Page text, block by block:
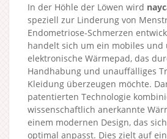
In der Höhle der Löwen wird
speziell zur Linderung von
Endometriose-Schmerzen
handelt sich um ein mobiles und
elektronische Wärmepad, das
Handhabung und unauffälliges
Kleidung überzeugen möchte.
patentierten Technologie
wissenschaftlich anerkannte
einem modernen Design, das
optimal anpasst. Dies zielt auf